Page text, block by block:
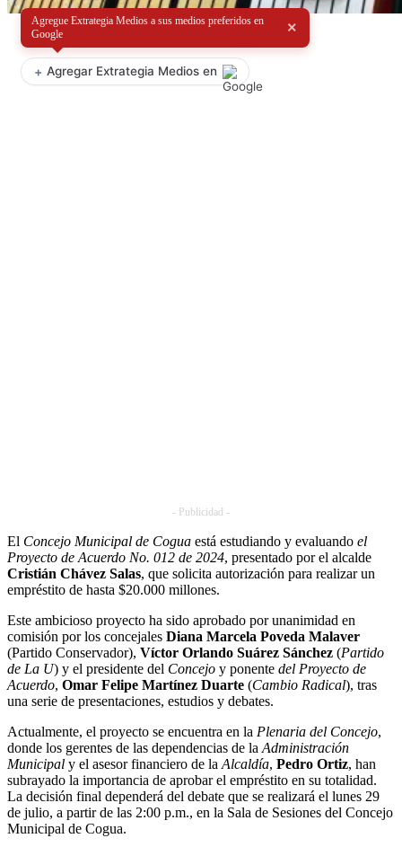
Agregue Extrategia Medios a sus medios preferidos en
Google
×
+ Agregar Extrategia Medios en
- Publicidad -
El Concejo Municipal de Cogua está estudiando y evaluando el
Proyecto de Acuerdo No. 012 de 2024, presentado por el alcalde
Cristián Chávez Salas, que solicita autorización para realizar un
empréstito de hasta $20.000 millones.
Este ambicioso proyecto ha sido aprobado por unanimidad en
comisión por los concejales Diana Marcela Poveda Malaver
(Partido Conservador), Víctor Orlando Suárez Sánchez (Partido
de La U) y el presidente del Concejo y ponente del Proyecto de
Acuerdo, Omar Felipe Martínez Duarte (Cambio Radical), tras
una serie de presentaciones, estudios y debates.
Actualmente, el proyecto se encuentra en la Plenaria del Concejo,
donde los gerentes de las dependencias de la Administración
Municipal y el asesor financiero de la Alcaldía, Pedro Ortiz, han
subrayado la importancia de aprobar el empréstito en su totalidad.
La decisión final dependerá del debate que se realizará el lunes 29
de julio, a partir de las 2:00 p.m., en la Sala de Sesiones del Concejo
Municipal de Cogua.